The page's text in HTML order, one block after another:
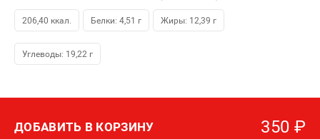
206,40 ккал. Белки: 4,51 г Жиры: 12,39 г
Углеводы: 19,22 г
ДОБАВИТЬ В КОРЗИНУ 350 ₽